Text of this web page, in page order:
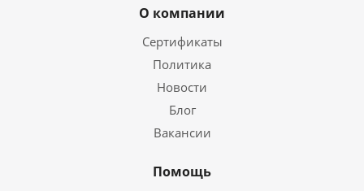
О компании
Сертификаты
Политика
Новости
Блог
Вакансии
Помощь